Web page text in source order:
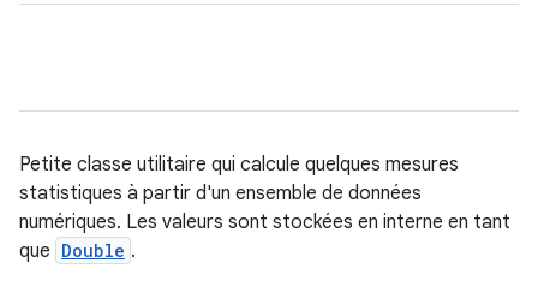
Petite classe utilitaire qui calcule quelques mesures
statistiques à partir d'un ensemble de données
numériques. Les valeurs sont stockées en interne en tant
que Double .